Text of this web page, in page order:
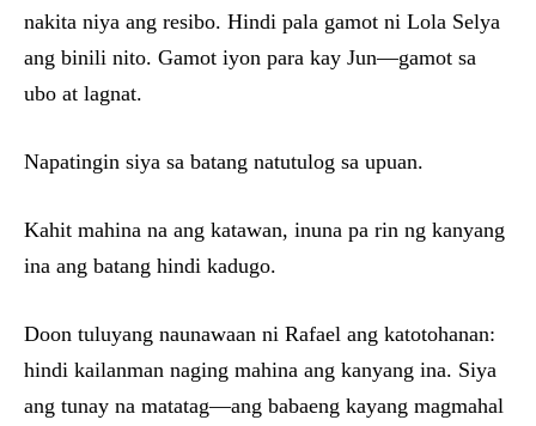
nakita niya ang resibo. Hindi pala gamot ni Lola Selya
ang binili nito. Gamot iyon para kay Jun—gamot sa
ubo at lagnat.
Napatingin siya sa batang natutulog sa upuan.
Kahit mahina na ang katawan, inuna pa rin ng kanyang
ina ang batang hindi kadugo.
Doon tuluyang naunawaan ni Rafael ang katotohanan:
hindi kailanman naging mahina ang kanyang ina. Siya
ang tunay na matatag—ang babaeng kayang magmahal